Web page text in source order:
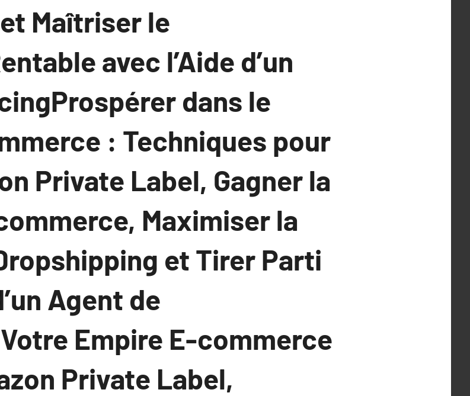
Maîtriser le
avec l’Aide d’un
dans le
: Techniques pour
Private Label, Gagner la
Maximiser la
et Tirer Parti
Agent de
Empire E-commerce
Private Label,